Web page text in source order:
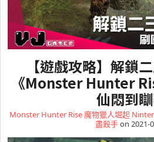
【遊戲攻略】解鎖
《Monster Hunter
仙悶到
Monster Hunter Rise 魔物獵人堀起
盡殺手on 2021-